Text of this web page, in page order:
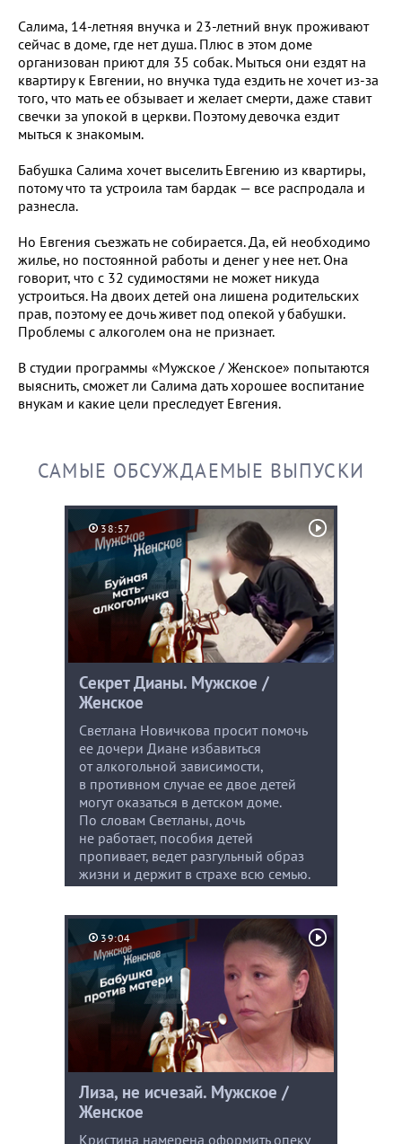
Салима, 14-летняя внучка и 23-летний внук проживают
сейчас в доме, где нет душа. Плюс в этом доме
организован приют для 35 собак. Мыться они ездят на
квартиру к Евгении, но внучка туда ездить не хочет из-за
того, что мать ее обзывает и желает смерти, даже ставит
свечки за упокой в церкви. Поэтому девочка ездит
мыться к знакомым.
Бабушка Салима хочет выселить Евгению из квартиры,
потому что та устроила там бардак — все распродала и
разнесла.
Но Евгения съезжать не собирается. Да, ей необходимо
жилье, но постоянной работы и денег у нее нет. Она
говорит, что с 32 судимостями не может никуда
устроиться. На двоих детей она лишена родительских
прав, поэтому ее дочь живет под опекой у бабушки.
Проблемы с алкоголем она не признает.
В студии программы «Мужское / Женское» попытаются
выяснить, сможет ли Салима дать хорошее воспитание
внукам и какие цели преследует Евгения.
САМЫЕ ОБСУЖДАЕМЫЕ ВЫПУСКИ
38:57
Секрет Дианы. Мужское /
Женское
Светлана Новичкова просит помочь
ее дочери Диане избавиться
от алкогольной зависимости,
в противном случае ее двое детей
могут оказаться в детском доме.
По словам Светланы, дочь
не работает, пособия детей
пропивает, ведет разгульный образ
жизни и держит в страхе всю семью.
39:04
Лиза, не исчезай. Мужское /
Женское
Кристина намерена оформить опеку